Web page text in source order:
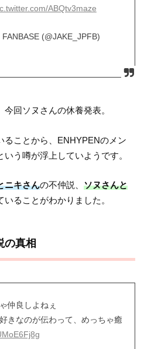
ABQtv3maze
(@JAKE_JPFB)
回ソヌさんの休養発表。
ることから、ENHYPENのメン
う噂が浮上していようです。
ニキさんの不仲説、ソヌさんと
ることがわかりました。
の真相
仲良しよねぇ
きなのが伝わって、めっちゃ癒